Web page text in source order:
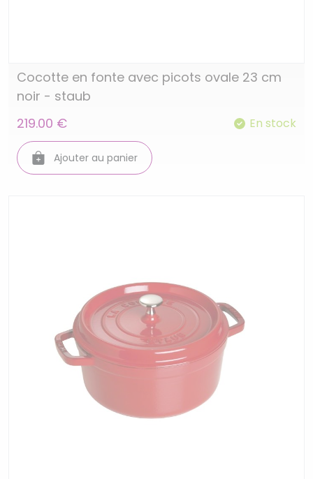
Cocotte en fonte avec picots ovale 23 cm
noir - staub
219.00 €
En stock
Ajouter au panier